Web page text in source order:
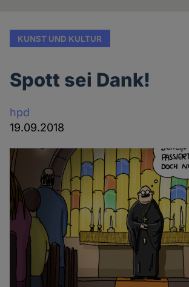
KUNST UND KULTUR
Spott sei Dank!
hpd
19.09.2018